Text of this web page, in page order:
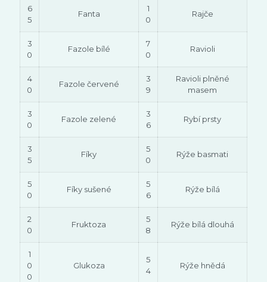
6
5
Fanta
1
0
Rajče
3
0
Fazole bílé
7
0
Ravioli
4
0
Fazole červené
3
9
Ravioli plněné
masem
3
0
Fazole zelené
3
6
Rybí prsty
3
5
Fíky
5
0
Rýže basmati
5
0
Fíky sušené
5
6
Rýže bílá
2
0
Fruktoza
5
8
Rýže bílá dlouhá
1
0
0
Glukoza
5
4
Rýže hnědá